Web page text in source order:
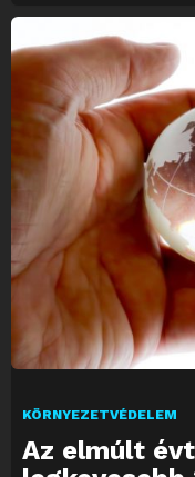
KÖRNYEZETVÉDELEM
Az elmúlt